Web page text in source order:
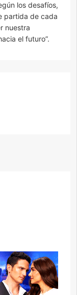
los desafíos,
partida de cada
nuestra
el futuro”.